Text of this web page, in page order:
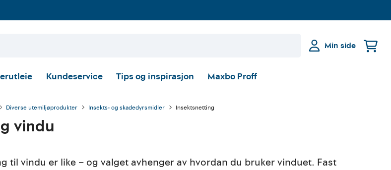
Min side
Kundeservice Tips og inspirasjon Maxbo Proff
Diverse utemiljøprodukter Insekts- og skadedyrsmidler Insektsnetting
vindu
til vindu er like – og valget avhenger av hvordan du bruker vinduet. Fast